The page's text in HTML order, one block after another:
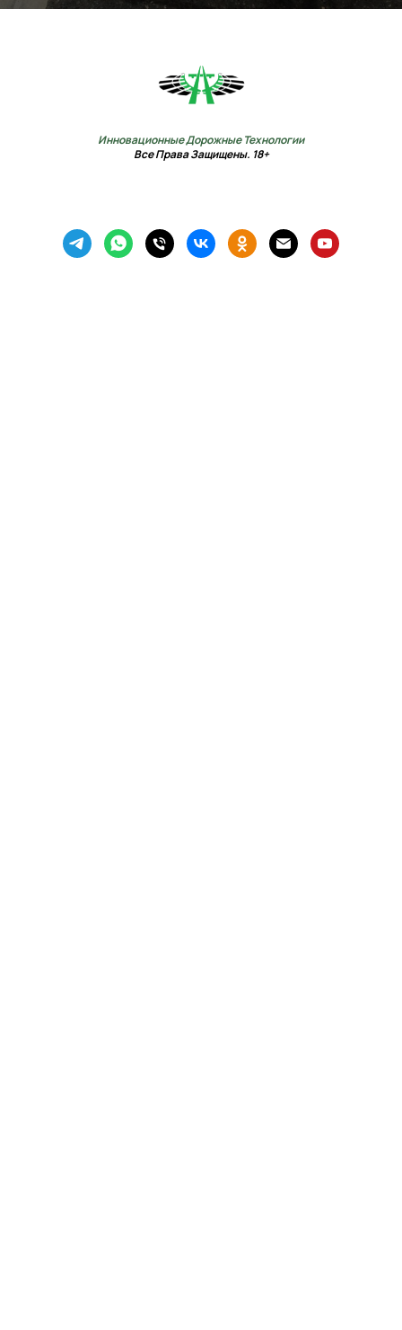
Инновационные Дорожные Технологии
Все Права Защищены. 18+